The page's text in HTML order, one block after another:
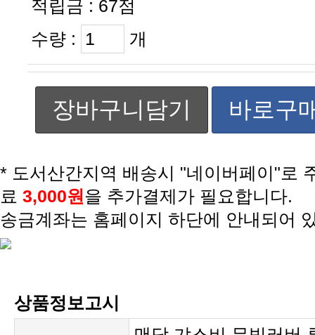
적립금 : 67점
수량 :
개
장바구니담기 바로구
료 3,000원 을 추가결제가 필요합니다.
송금계좌는 홈페이지 하단에 안내되어
상품정보고시